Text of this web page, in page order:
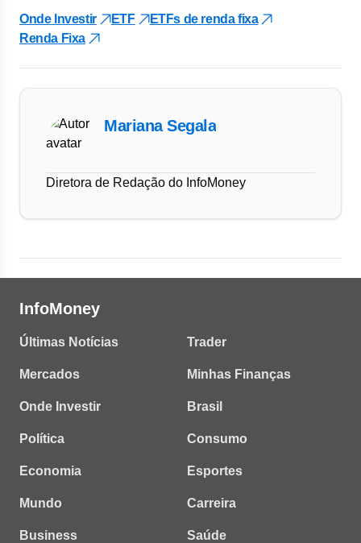
Onde Investir ETF
ETFs de renda fixa
Renda Fixa
Mariana Segala
Diretora de Redação do InfoMoney
InfoMoney
Últimas Notícias
Mercados
Onde Investir
Política
Economia
Mundo
Business
Trader
Minhas Finanças
Brasil
Consumo
Esportes
Carreira
Saúde